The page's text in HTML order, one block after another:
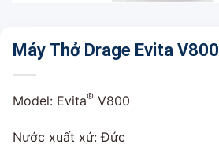
Máy Thở Drage Evita V800
Model: Evita® V800
Nước xuất xứ: Đức